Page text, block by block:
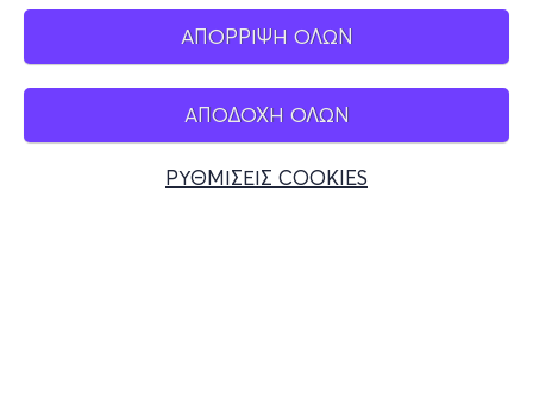
ΑΠΟΡΡΙΨΗ ΟΛΩΝ
ΑΠΟΔΟΧΗ ΟΛΩΝ
ΡΥΘΜΙΣΕΙΣ COOKIES
Mobile app